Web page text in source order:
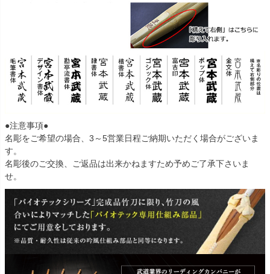
●注意事項●
名彫をご希望の場合、3～5営業日程ご納期いただく場合がございま
す。
名彫後のご交換、ご返品は出来かねますため予めご了承下さいま
せ。